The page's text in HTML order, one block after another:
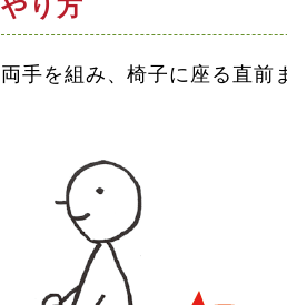
やり方
両手を組み、椅子に座る直前